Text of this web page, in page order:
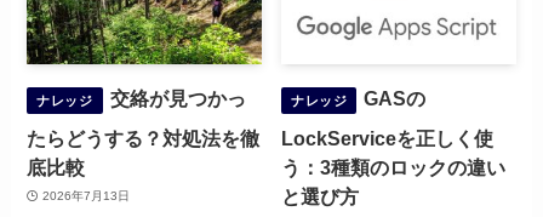
ナレッジ
交絡が見つかっ
たらどうする？対処法を徹
底比較
2026年7月13日
ナレッジ
GASの
LockServiceを正しく使
う：3種類のロックの違い
と選び方